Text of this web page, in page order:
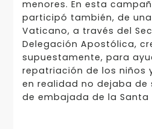
menores. En esta
participó también, de
Vaticano, a través del
Delegación Apostólica,
supuestamente, para
repatriación de los niños
en realidad no dejaba de
de embajada de la Santa